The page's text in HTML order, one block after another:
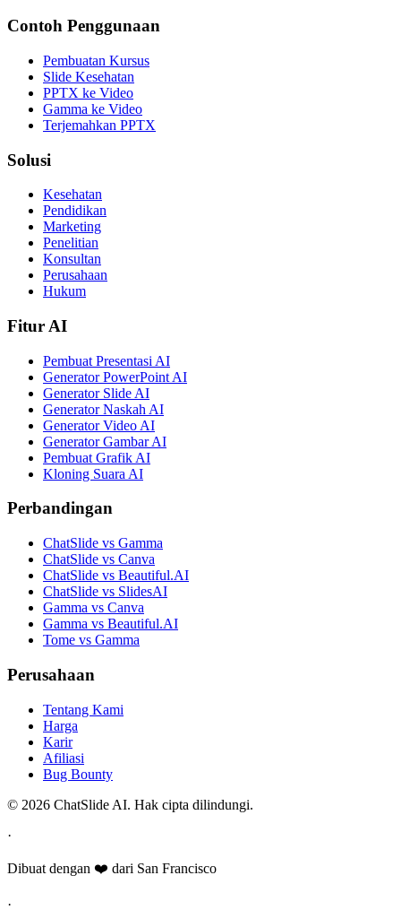
Contoh Penggunaan
Pembuatan Kursus
Slide Kesehatan
PPTX ke Video
Gamma ke Video
Terjemahkan PPTX
Solusi
Kesehatan
Pendidikan
Marketing
Penelitian
Konsultan
Perusahaan
Hukum
Fitur AI
Pembuat Presentasi AI
Generator PowerPoint AI
Generator Slide AI
Generator Naskah AI
Generator Video AI
Generator Gambar AI
Pembuat Grafik AI
Kloning Suara AI
Perbandingan
ChatSlide vs Gamma
ChatSlide vs Canva
ChatSlide vs Beautiful.AI
ChatSlide vs SlidesAI
Gamma vs Canva
Gamma vs Beautiful.AI
Tome vs Gamma
Perusahaan
Tentang Kami
Harga
Karir
Afiliasi
Bug Bounty
© 2026 ChatSlide AI. Hak cipta dilindungi.
·
Dibuat dengan ❤️ dari San Francisco
·